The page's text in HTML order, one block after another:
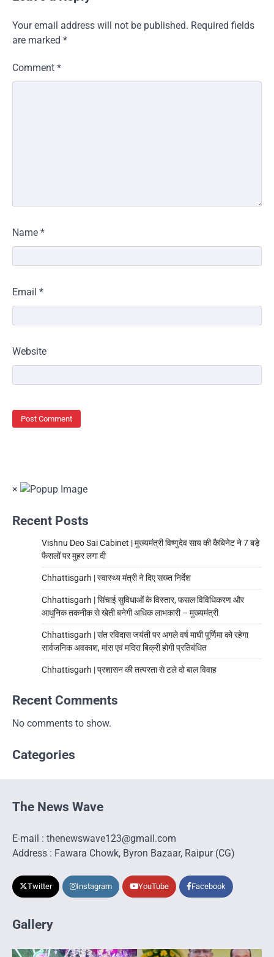
Your email address will not be published. Required fields
are marked *
Comment *
Name *
Email *
Website
×
Recent Posts
Vishnu Deo Sai Cabinet | मुख्यमंत्री विष्णुदेव साय की कैबिनेट ने 7 बड़े
फैसलों पर मुहर लगा दी
Chhattisgarh | स्वास्थ्य मंत्री ने दिए सख्त निर्देश
Chhattisgarh | सिंचाई सुविधाओं के विस्तार, फसल विविधिकरण और
आधुनिक तकनीक से खेती बनेगी अधिक लाभकारी – मुख्यमंत्री
Chhattisgarh | संत रविदास जयंती पर अगले वर्ष माघी पूर्णिमा को रहेगा
सार्वजनिक अवकाश, मांस एवं मदिरा बिक्री होगी प्रतिबंधित
Chhattisgarh | प्रशासन की तत्परता से टले दो बाल विवाह
Recent Comments
No comments to show.
Categories
The News Wave
E-mail : thenewswave123@gmail.com
Address : Fawara Chowk, Byron Bazaar, Raipur (CG)
Twitter Instagram YouTube Facebook
Gallery